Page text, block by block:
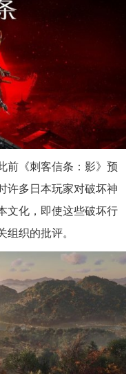
《刺客信条：影》预
许多日本玩家对破坏神
文化，即使这些破坏行
组织的批评。